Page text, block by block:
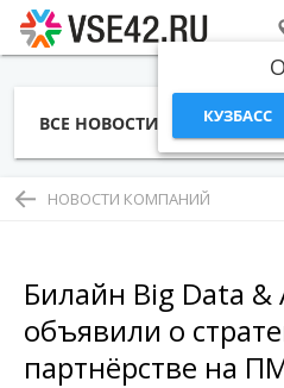
КУЗБАСС
ВСЕ НОВОСТИ СТАТЬИ
НОВОСТИ КОМПАНИЙ
Билайн Big Data &
объявили о
партнёрстве на